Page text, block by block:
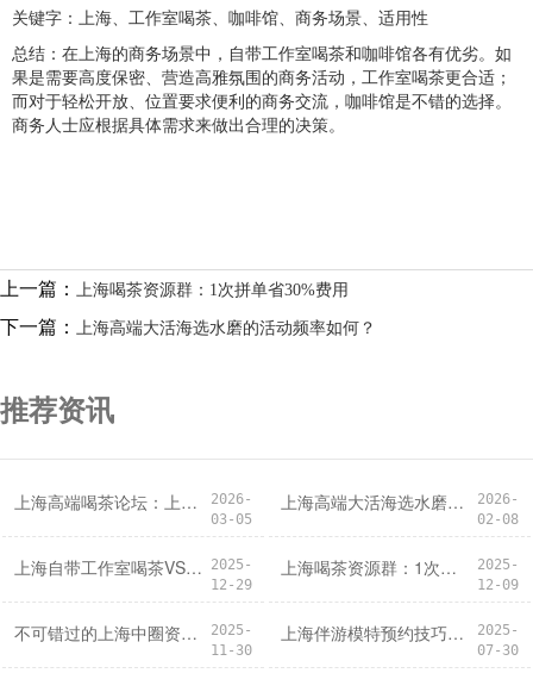
关键字：上海、工作室喝茶、咖啡馆、商务场景、适用性
总结：在上海的商务场景中，自带工作室喝茶和咖啡馆各有优劣。如
果是需要高度保密、营造高雅氛围的商务活动，工作室喝茶更合适；
而对于轻松开放、位置要求便利的商务交流，咖啡馆是不错的选择。
商务人士应根据具体需求来做出合理的决策。
上一篇： 上海喝茶资源群：1次拼单省30%费用
下一篇： 上海高端大活海选水磨的活动频率如何？
推荐资讯
上海高端喝茶论坛：上课选择建议
2026-
03-05
上海高端大活海选水磨的活动频率如何？
2026-
02-08
上海自带工作室喝茶VS咖啡馆：商务场景谁更合适？
2025-
12-29
上海喝茶资源群：1次拼单省30%费用
2025-
12-09
不可错过的上海中圈资源宝藏
2025-
11-30
上海伴游模特预约技巧：提升匹配成功率攻略
2025-
07-30